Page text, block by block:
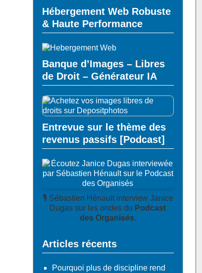
Hébergement Web Robuste
& Haute Performance
Banque d’Images – Libres
de Droit – Générateur IA
Entrevue sur le thème des
revenus passifs [Podcast]
🎙️ Sébastien Hénault interview Janice
Dugas sur les ondes du Podcast
des Organisés.
Articles récents
Pourquoi plus de discipline rend